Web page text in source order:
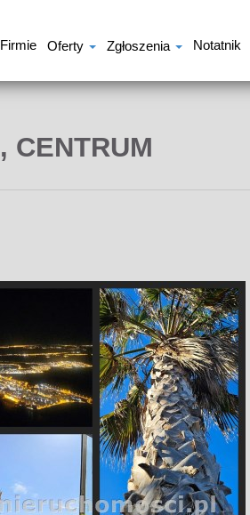
Oferty Zgłoszenia Notatnik
CENTRUM